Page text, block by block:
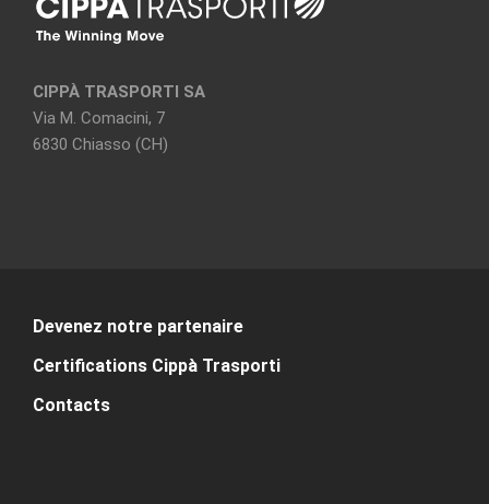
CIPPÀ TRASPORTI SA
Via M. Comacini, 7
6830 Chiasso (CH)
Devenez notre partenaire
Certifications Cippà Trasporti
Contacts